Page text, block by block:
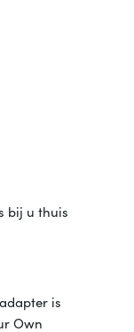
bij u thuis
is
Own